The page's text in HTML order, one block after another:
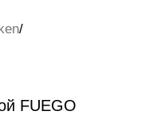
/
FUEGO